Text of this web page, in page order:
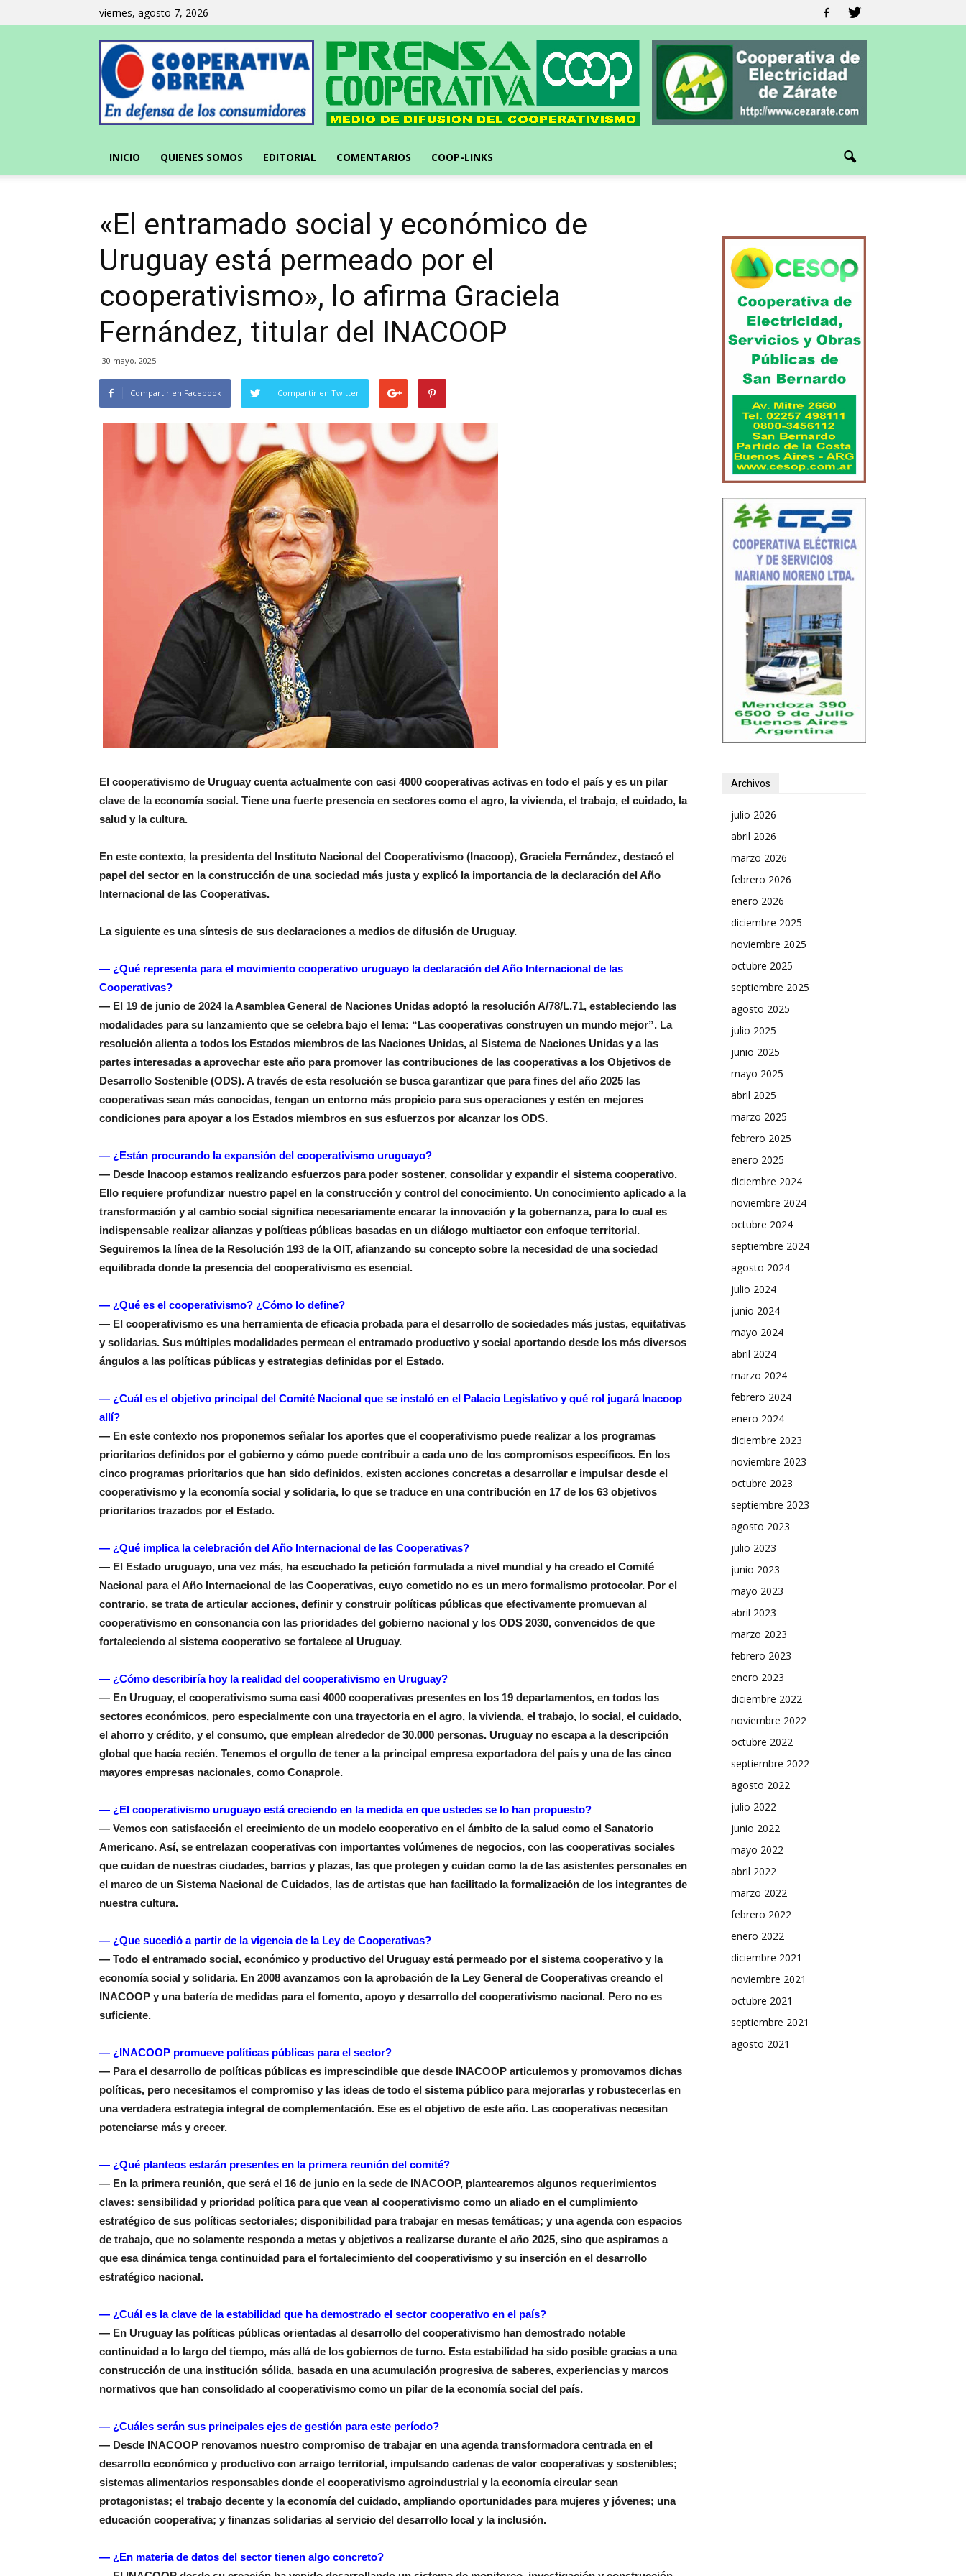
viernes, agosto 7, 2026
Cooperativa
::
Medio
de
difusión
líder
cooperativismo
INICIO QUIENES SOMOS EDITORIAL COMENTARIOS COOP-LINKS
«El entramado social y económico de
Uruguay está permeado por el
cooperativismo», lo afirma Graciela
Fernández, titular del INACOOP
30 mayo, 2025
Compartir en Facebook Compartir en Twitter
El cooperativismo de Uruguay cuenta actualmente con casi 4000 cooperativas activas en todo el país y es un pilar
clave de la economía social. Tiene una fuerte presencia en sectores como el agro, la vivienda, el trabajo, el cuidado, la
salud y la cultura.
En este contexto, la presidenta del Instituto Nacional del Cooperativismo (Inacoop), Graciela Fernández, destacó el
papel del sector en la construcción de una sociedad más justa y explicó la importancia de la declaración del Año
Internacional de las Cooperativas.
La siguiente es una síntesis de sus declaraciones a medios de difusión de Uruguay.
— ¿Qué representa para el movimiento cooperativo uruguayo la declaración del Año Internacional de las
Cooperativas?
— El 19 de junio de 2024 la Asamblea General de Naciones Unidas adoptó la resolución A/78/L.71, estableciendo las
modalidades para su lanzamiento que se celebra bajo el lema: “Las cooperativas construyen un mundo mejor”. La
resolución alienta a todos los Estados miembros de las Naciones Unidas, al Sistema de Naciones Unidas y a las
partes interesadas a aprovechar este año para promover las contribuciones de las cooperativas a los Objetivos de
Desarrollo Sostenible (ODS). A través de esta resolución se busca garantizar que para fines del año 2025 las
cooperativas sean más conocidas, tengan un entorno más propicio para sus operaciones y estén en mejores
condiciones para apoyar a los Estados miembros en sus esfuerzos por alcanzar los ODS.
— ¿Están procurando la expansión del cooperativismo uruguayo?
— Desde Inacoop estamos realizando esfuerzos para poder sostener, consolidar y expandir el sistema cooperativo.
Ello requiere profundizar nuestro papel en la construcción y control del conocimiento. Un conocimiento aplicado a la
transformación y al cambio social significa necesariamente encarar la innovación y la gobernanza, para lo cual es
indispensable realizar alianzas y políticas públicas basadas en un diálogo multiactor con enfoque territorial.
Seguiremos la línea de la Resolución 193 de la OIT, afianzando su concepto sobre la necesidad de una sociedad
equilibrada donde la presencia del cooperativismo es esencial.
— ¿Qué es el cooperativismo? ¿Cómo lo define?
— El cooperativismo es una herramienta de eficacia probada para el desarrollo de sociedades más justas, equitativas
y solidarias. Sus múltiples modalidades permean el entramado productivo y social aportando desde los más diversos
ángulos a las políticas públicas y estrategias definidas por el Estado.
— ¿Cuál es el objetivo principal del Comité Nacional que se instaló en el Palacio Legislativo y qué rol jugará Inacoop
allí?
— En este contexto nos proponemos señalar los aportes que el cooperativismo puede realizar a los programas
prioritarios definidos por el gobierno y cómo puede contribuir a cada uno de los compromisos específicos. En los
cinco programas prioritarios que han sido definidos, existen acciones concretas a desarrollar e impulsar desde el
cooperativismo y la economía social y solidaria, lo que se traduce en una contribución en 17 de los 63 objetivos
prioritarios trazados por el Estado.
— ¿Qué implica la celebración del Año Internacional de las Cooperativas?
— El Estado uruguayo, una vez más, ha escuchado la petición formulada a nivel mundial y ha creado el Comité
Nacional para el Año Internacional de las Cooperativas, cuyo cometido no es un mero formalismo protocolar. Por el
contrario, se trata de articular acciones, definir y construir políticas públicas que efectivamente promuevan al
cooperativismo en consonancia con las prioridades del gobierno nacional y los ODS 2030, convencidos de que
fortaleciendo al sistema cooperativo se fortalece al Uruguay.
— ¿Cómo describiría hoy la realidad del cooperativismo en Uruguay?
— En Uruguay, el cooperativismo suma casi 4000 cooperativas presentes en los 19 departamentos, en todos los
sectores económicos, pero especialmente con una trayectoria en el agro, la vivienda, el trabajo, lo social, el cuidado,
el ahorro y crédito, y el consumo, que emplean alrededor de 30.000 personas. Uruguay no escapa a la descripción
global que hacía recién. Tenemos el orgullo de tener a la principal empresa exportadora del país y una de las cinco
mayores empresas nacionales, como Conaprole.
— ¿El cooperativismo uruguayo está creciendo en la medida en que ustedes se lo han propuesto?
— Vemos con satisfacción el crecimiento de un modelo cooperativo en el ámbito de la salud como el Sanatorio
Americano. Así, se entrelazan cooperativas con importantes volúmenes de negocios, con las cooperativas sociales
que cuidan de nuestras ciudades, barrios y plazas, las que protegen y cuidan como la de las asistentes personales en
el marco de un Sistema Nacional de Cuidados, las de artistas que han facilitado la formalización de los integrantes de
nuestra cultura.
— ¿Que sucedió a partir de la vigencia de la Ley de Cooperativas?
— Todo el entramado social, económico y productivo del Uruguay está permeado por el sistema cooperativo y la
economía social y solidaria. En 2008 avanzamos con la aprobación de la Ley General de Cooperativas creando el
INACOOP y una batería de medidas para el fomento, apoyo y desarrollo del cooperativismo nacional. Pero no es
suficiente.
— ¿INACOOP promueve políticas públicas para el sector?
— Para el desarrollo de políticas públicas es imprescindible que desde INACOOP articulemos y promovamos dichas
políticas, pero necesitamos el compromiso y las ideas de todo el sistema público para mejorarlas y robustecerlas en
una verdadera estrategia integral de complementación. Ese es el objetivo de este año. Las cooperativas necesitan
potenciarse más y crecer.
— ¿Qué planteos estarán presentes en la primera reunión del comité?
— En la primera reunión, que será el 16 de junio en la sede de INACOOP, plantearemos algunos requerimientos
claves: sensibilidad y prioridad política para que vean al cooperativismo como un aliado en el cumplimiento
estratégico de sus políticas sectoriales; disponibilidad para trabajar en mesas temáticas; y una agenda con espacios
de trabajo, que no solamente responda a metas y objetivos a realizarse durante el año 2025, sino que aspiramos a
que esa dinámica tenga continuidad para el fortalecimiento del cooperativismo y su inserción en el desarrollo
estratégico nacional.
— ¿Cuál es la clave de la estabilidad que ha demostrado el sector cooperativo en el país?
— En Uruguay las políticas públicas orientadas al desarrollo del cooperativismo han demostrado notable
continuidad a lo largo del tiempo, más allá de los gobiernos de turno. Esta estabilidad ha sido posible gracias a una
construcción de una institución sólida, basada en una acumulación progresiva de saberes, experiencias y marcos
normativos que han consolidado al cooperativismo como un pilar de la economía social del país.
— ¿Cuáles serán sus principales ejes de gestión para este período?
— Desde INACOOP renovamos nuestro compromiso de trabajar en una agenda transformadora centrada en el
desarrollo económico y productivo con arraigo territorial, impulsando cadenas de valor cooperativas y sostenibles;
sistemas alimentarios responsables donde el cooperativismo agroindustrial y la economía circular sean
protagonistas; el trabajo decente y la economía del cuidado, ampliando oportunidades para mujeres y jóvenes; una
educación cooperativa; y finanzas solidarias al servicio del desarrollo local y la inclusión.
— ¿En materia de datos del sector tienen algo concreto?
Archivos
julio 2026
abril 2026
marzo 2026
febrero 2026
enero 2026
diciembre 2025
noviembre 2025
octubre 2025
septiembre 2025
agosto 2025
julio 2025
junio 2025
mayo 2025
abril 2025
marzo 2025
febrero 2025
enero 2025
diciembre 2024
noviembre 2024
octubre 2024
septiembre 2024
agosto 2024
julio 2024
junio 2024
mayo 2024
abril 2024
marzo 2024
febrero 2024
enero 2024
diciembre 2023
noviembre 2023
octubre 2023
septiembre 2023
agosto 2023
julio 2023
junio 2023
mayo 2023
abril 2023
marzo 2023
febrero 2023
enero 2023
diciembre 2022
noviembre 2022
octubre 2022
septiembre 2022
agosto 2022
julio 2022
junio 2022
mayo 2022
abril 2022
marzo 2022
febrero 2022
enero 2022
diciembre 2021
noviembre 2021
octubre 2021
septiembre 2021
agosto 2021